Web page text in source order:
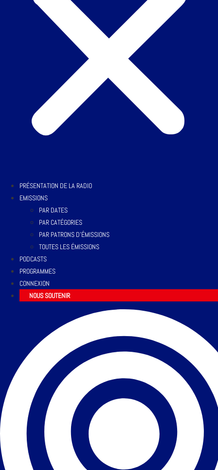
PRÉSENTATION DE LA RADIO
EMISSIONS
PAR DATES
PAR CATÉGORIES
PAR PATRONS D’ÉMISSIONS
TOUTES LES ÉMISSIONS
PODCASTS
PROGRAMMES
CONNEXION
NOUS SOUTENIR